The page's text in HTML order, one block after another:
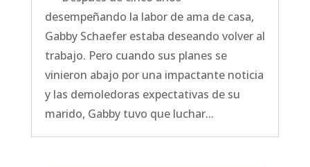
desempeñando la labor de ama de casa,
Gabby Schaefer estaba deseando volver al
trabajo. Pero cuando sus planes se
vinieron abajo por una impactante noticia
y las demoledoras expectativas de su
marido, Gabby tuvo que luchar...